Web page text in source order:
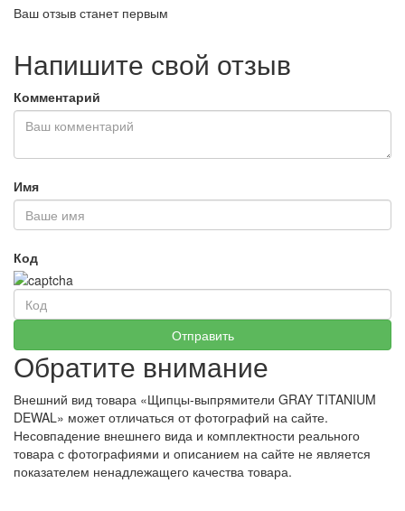
Ваш отзыв станет первым
Напишите свой отзыв
Комментарий
Имя
Код
Обратите внимание
Внешний вид товара «Щипцы-выпрямители GRAY TITANIUM
DEWAL» может отличаться от фотографий на сайте.
Несовпадение внешнего вида и комплектности реального
товара с фотографиями и описанием на сайте не является
показателем ненадлежащего качества товара.